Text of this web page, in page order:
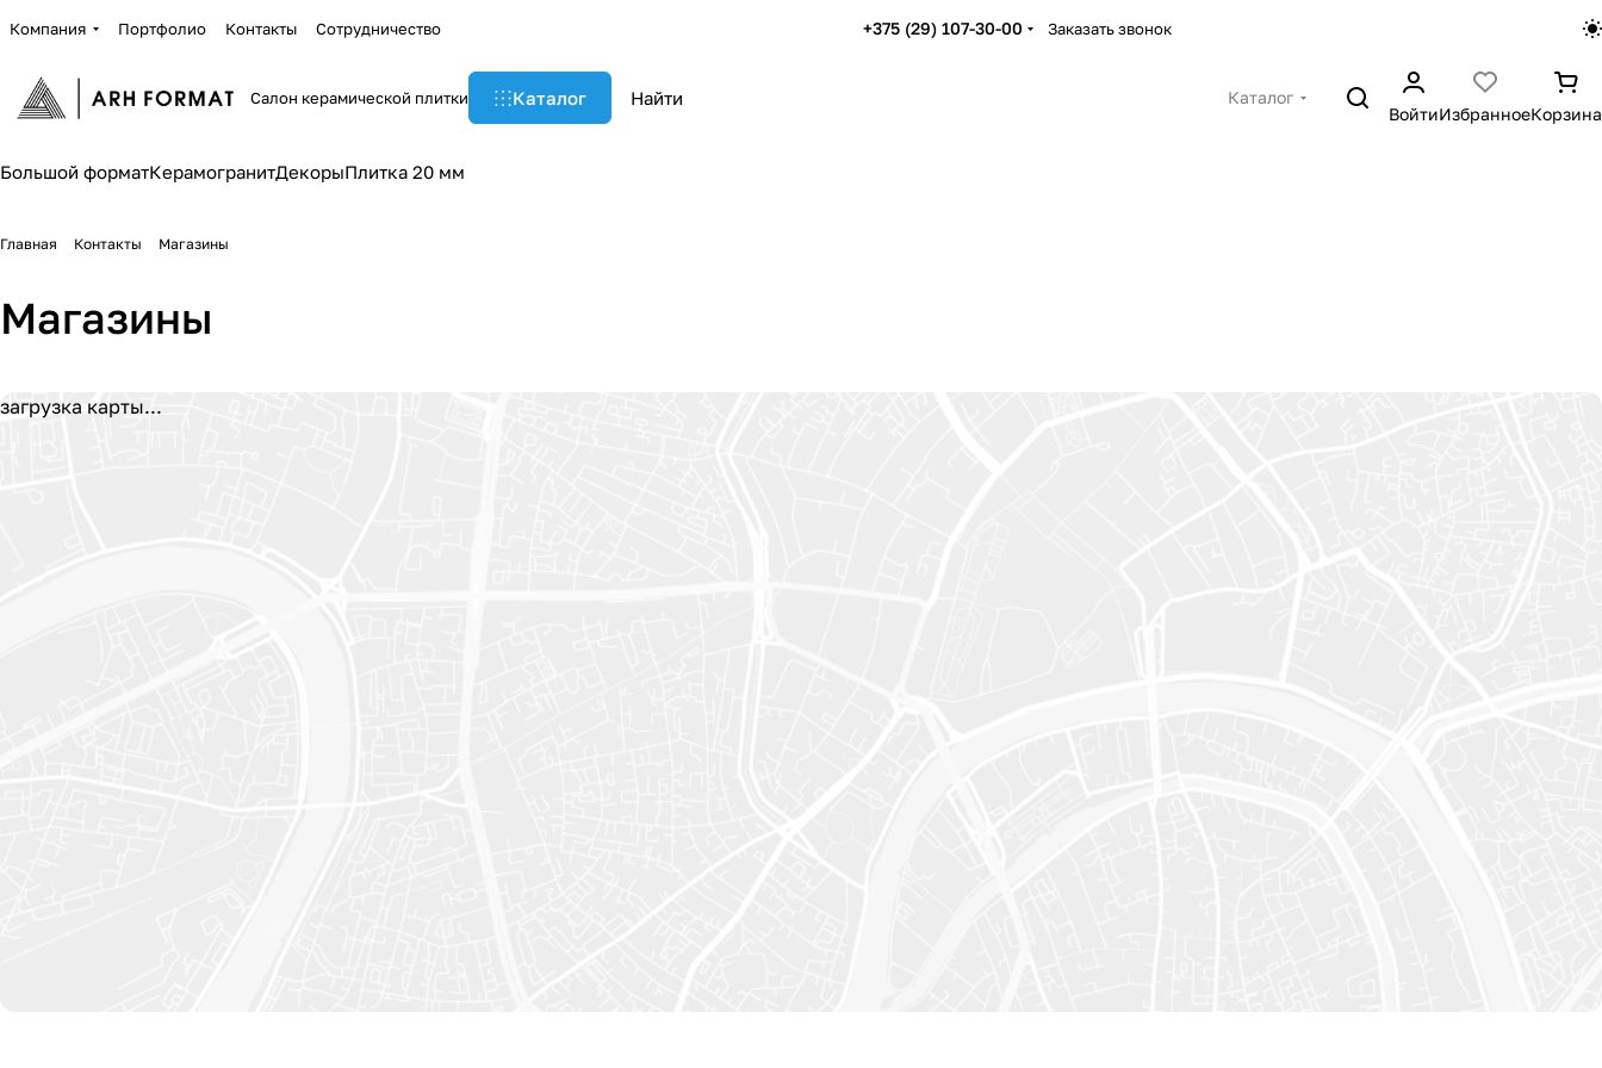
Компания Портфолио Контакты Сотрудничество +375 (29) 107-30-00 Заказать звонок
Салон керамической плитки Каталог
Каталог
ВойтиИзбранноеКорзина
Большой форматКерамогранитДекорыПлитка 20 мм
Главная Контакты Магазины
Магазины
загрузка карты...